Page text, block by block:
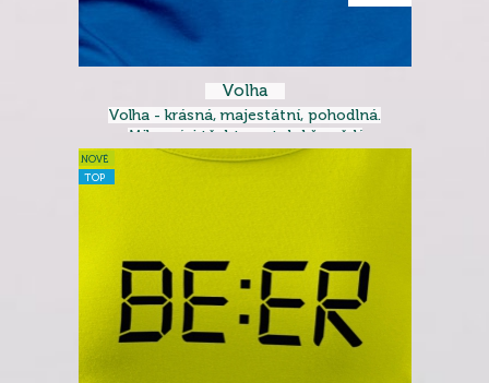
Volha
Volha - krásná, majestátní, pohodlná.
Milovníci těchto aut dobře vědí
NOVÉ
TOP